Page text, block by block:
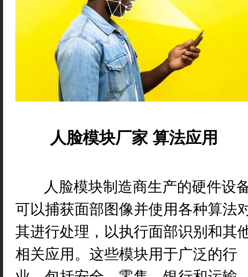
人脸模块厂家 算法应用
人脸模块制造商生产的硬件设
可以捕获面部图像并使用各种算法
其进行处理，以执行面部识别和其
相关应用。 这些模块用于广泛的行